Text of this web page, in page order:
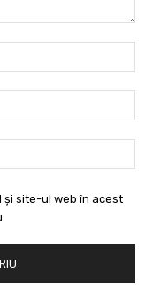
și site-ul web în acest